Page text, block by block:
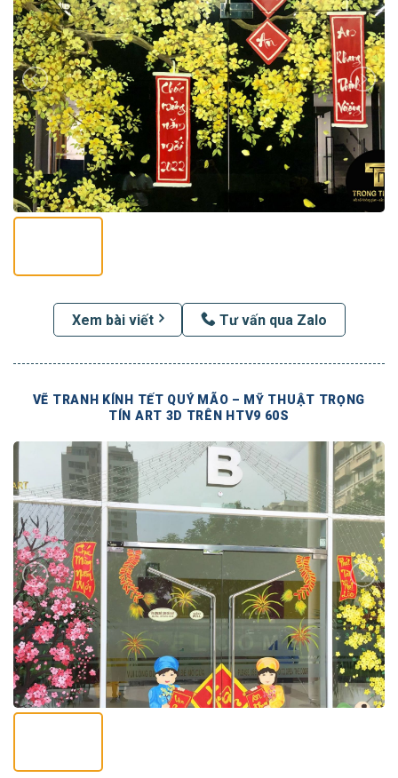
Xem bài viết Tư vấn qua Zalo
VẼ TRANH KÍNH TẾT QUÝ MÃO – MỸ THUẬT TRỌNG
TÍN ART 3D TRÊN HTV9 60S